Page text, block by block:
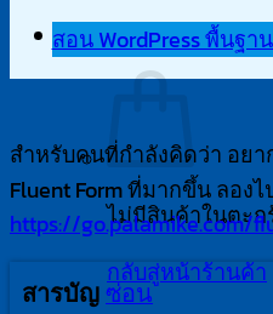
ตะกร้าสินค้า
ไม่มีสินค้าในตะก
กลับสู่หน้าร้านค้า
สอน WordPress พื้นฐ
สำหรับคนที่กำลังคิดว่า อย
Fluent Form ที่มากขึ้น ลอง
https://go.palamike.com/
สารบัญ ซ่อน